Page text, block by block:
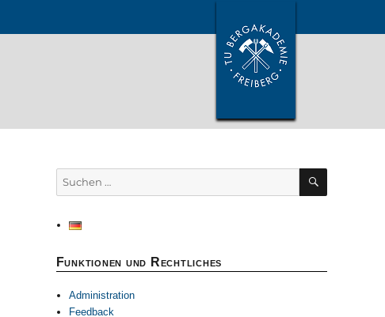
Suchen
nach:
SUCHEN
Funktionen und Rechtliches
Administration
Feedback